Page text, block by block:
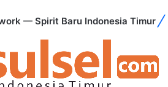
— Spirit Baru Indonesia Timur